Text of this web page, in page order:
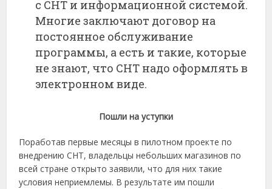
с СНТ и информационной системой.
Многие заключают договор на
постоянное обслуживание
программы, а есть и такие, которые
не знают, что СНТ надо оформлять в
электронном виде.
Пошли на уступки
Поработав первые месяцы в пилотном проекте по
внедрению СНТ, владельцы небольших магазинов по
всей стране открыто заявили, что для них такие
условия неприемлемы. В результате им пошли